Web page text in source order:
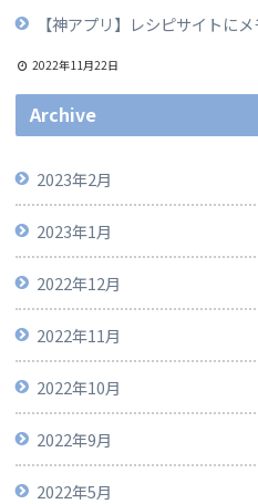
【神アプリ】レシピサイトに
2022年11月22日
Archive
2023年2月
2023年1月
2022年12月
2022年11月
2022年10月
2022年9月
2022年5月